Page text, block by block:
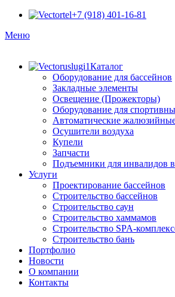
+7 (918) 401-16-81
Меню
Каталог
Оборудование для бассейнов
Закладные элементы
Освещение (Прожекторы)
Оборудование для
Автоматические
Осушители воздуха
Купели
Запчасти
Подъемники для инвалидов в
Услуги
Проектирование бассейнов
Строительство бассейнов
Строительство саун
Строительство хаммамов
Строительство SPA-
Строительство бань
Портфолио
Новости
O компании
Контакты